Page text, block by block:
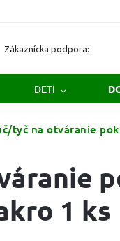
Zákaznícka podpora:
DETI
tyč na otváranie
1 ks